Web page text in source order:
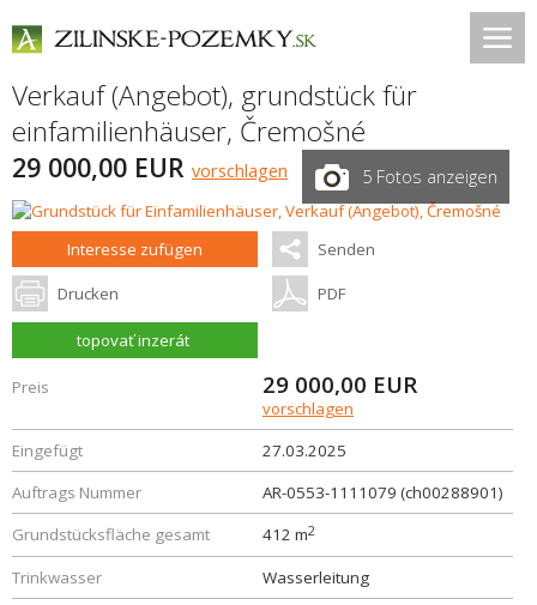
Verkauf (Angebot), grundstück für
einfamilienhäuser, Čremošné
29 000,00 EUR vorschlagen 5 Fotos anzeigen
Interesse zufügen Senden
Drucken PDF
topovať inzerát
Preis 29 000,00 EUR
vorschlagen
Eingefügt
27.03.2025
Auftrags Nummer
AR-0553-1111079 (ch00288901)
Grundstücksfläche gesamt
412 m2
Trinkwasser
Wasserleitung